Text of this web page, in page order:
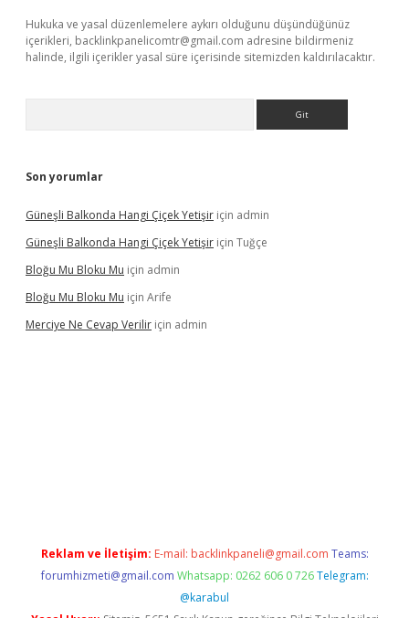
Hukuka ve yasal düzenlemelere aykırı olduğunu düşündüğünüz
içerikleri, backlinkpanelicomtr@gmail.com adresine bildirmeniz
halinde, ilgili içerikler yasal süre içerisinde sitemizden kaldırılacaktır.
Son yorumlar
Güneşli Balkonda Hangi Çiçek Yetişir için admin
Güneşli Balkonda Hangi Çiçek Yetişir için Tuğçe
Bloğu Mu Bloku Mu için admin
Bloğu Mu Bloku Mu için Arife
Merciye Ne Cevap Verilir için admin
Reklam ve İletişim: E-mail: backlinkpaneli@gmail.com Teams:
forumhizmeti@gmail.com Whatsapp: 0262 606 0 726 Telegram:
@karabul